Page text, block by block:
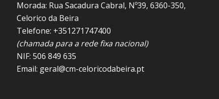
Morada: Rua Sacadura Cabral, Nº39, 6360-350,
Celorico da Beira
Telefone: +351271747400
(chamada para a rede fixa nacional)
NIF: 506 849 635
Email: geral@cm-celoricodabeira.pt